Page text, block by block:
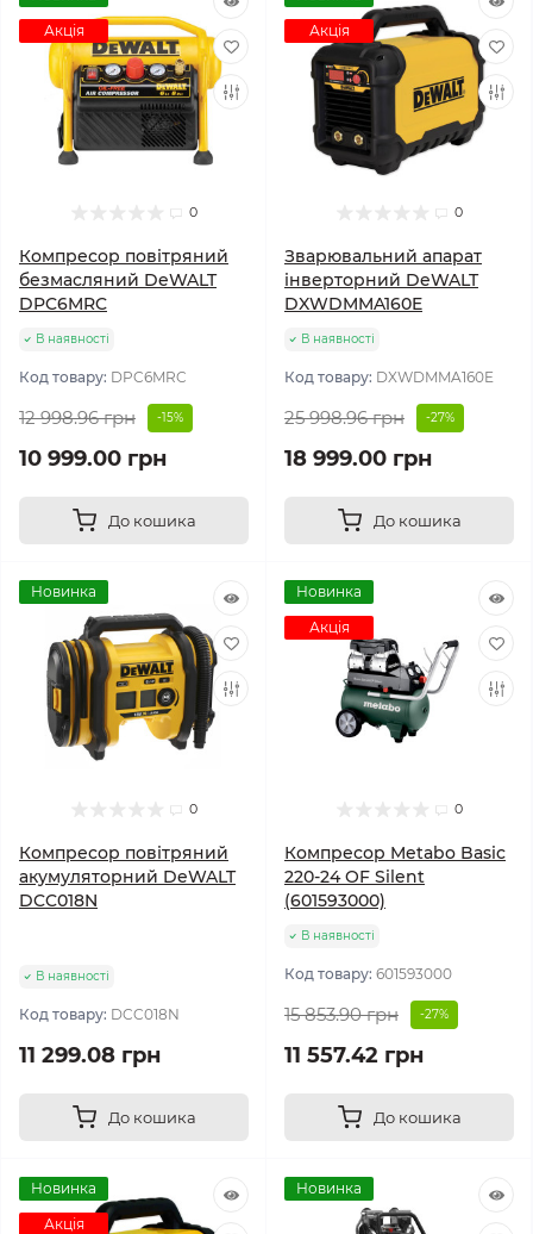
Акція
0
Компресор повітряний
безмасляний DeWALT
DPC6MRC
В наявності
Код товару: DPC6MRC
12 998.96 грн -15%
10 999.00 грн
До кошика
Акція
0
Зварювальний апарат
інверторний DeWALT
DXWDMMA160E
В наявності
Код товару: DXWDMMA160E
25 998.96 грн -27%
18 999.00 грн
До кошика
Новинка
0
Компресор повітряний
акумуляторний DeWALT
DCC018N
В наявності
Код товару: DCC018N
11 299.08 грн
До кошика
Новинка
Акція
0
Компресор Metabo Basic
220-24 OF Silent
(601593000)
В наявності
Код товару: 601593000
15 853.90 грн -27%
11 557.42 грн
До кошика
Новинка
Акція
Новинка